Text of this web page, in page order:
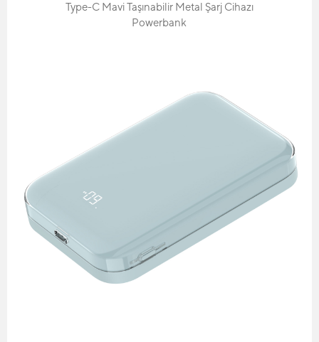
Type-C Mavi Taşınabilir Metal Şarj Cihazı
Powerbank